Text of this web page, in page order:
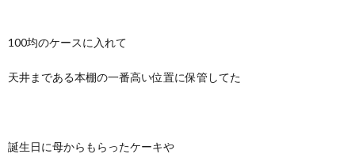
100均のケースに入れて
天井まである本棚の一番高い位置に保管してた
誕生日に母からもらったケーキや